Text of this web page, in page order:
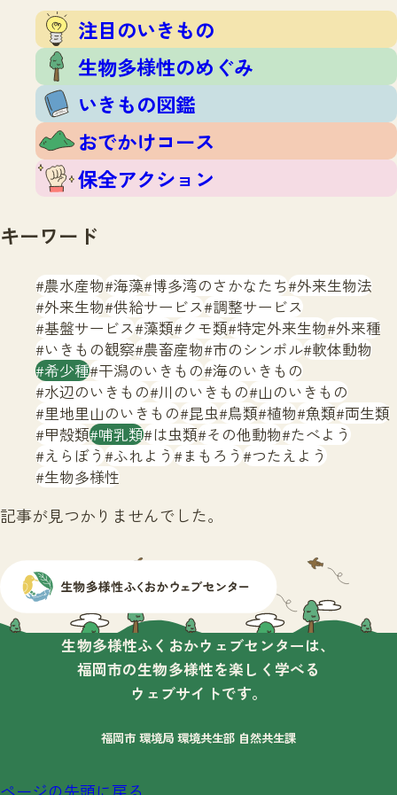
文字サイズ 小 中 大
注目のいきもの
生物多様性のめぐみ
いきもの図鑑
おでかけコース
保全アクション
いきもの調査隊
調査レポート
調査レポートTOP
調査結果
ふくおかいきものマップ
マッチング
マッチングTOP
掲載申し込みフォーム
お問合せ
生物多様性ふくおかウェブセンターとは
サイトマップ
注目のいきもの
生物多様性のめぐみ
いきもの図鑑
おでかけコース
保全アクション
キーワード
農水産物 海藻 博多湾のさかなたち 外来生物法
外来生物 供給サービス 調整サービス
基盤サービス 藻類 クモ類 特定外来生物 外来種
いきもの観察 農畜産物 市のシンボル 軟体動物
希少種 干潟のいきもの 海のいきもの
水辺のいきもの 川のいきもの 山のいきもの
里地里山のいきもの 昆虫 鳥類 植物 魚類 両生類
甲殻類 哺乳類 は虫類 その他動物 たべよう
えらぼう ふれよう まもろう つたえよう
生物多様性
記事が見つかりませんでした。
生物多様性ふくおかウェブセンターは、
福岡市の生物多様性を楽しく学べる
ウェブサイトです。
福岡市 環境局 環境共生部 自然共生課